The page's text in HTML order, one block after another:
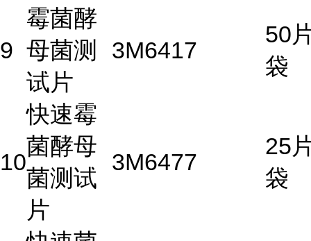
9
霉菌酵
母菌测
试片
3M6417
50
袋
10
快速霉
菌酵母
菌测试
片
3M6477
25
袋